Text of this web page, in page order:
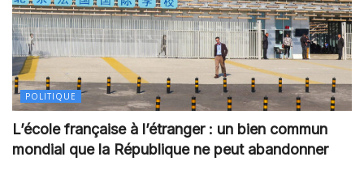
POLITIQUE
L’école française à l’étranger : un bien commun
mondial que la République ne peut abandonner